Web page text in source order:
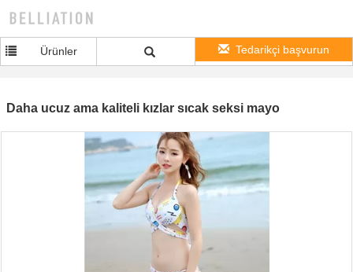
Ürünler Tedarikçi başvurun
Daha ucuz ama kaliteli kızlar sıcak seksi mayo